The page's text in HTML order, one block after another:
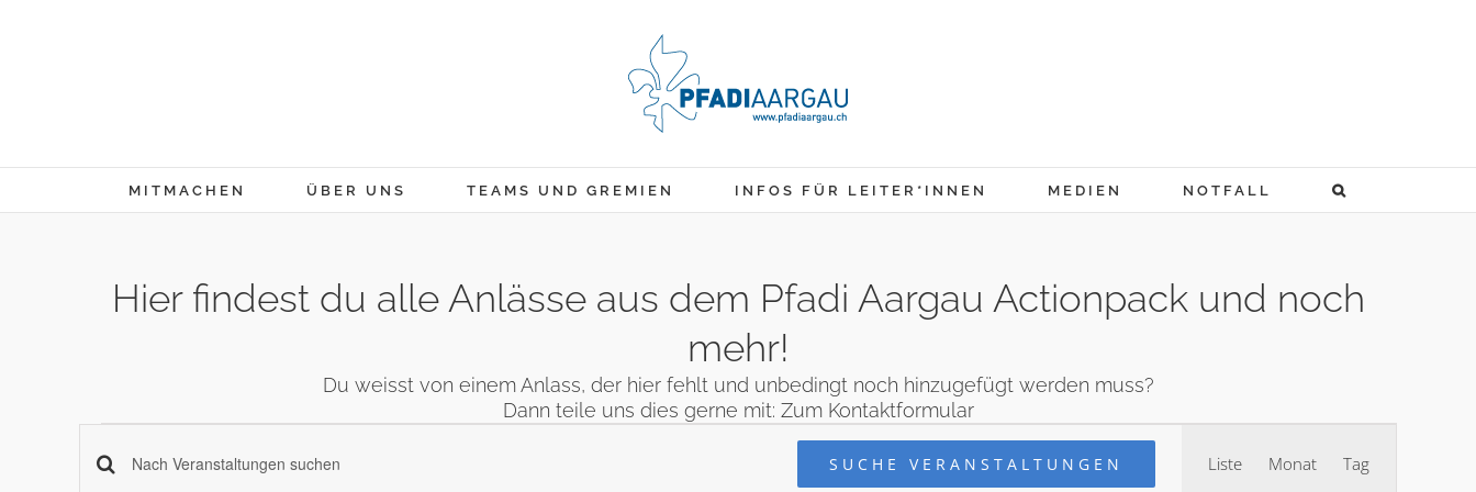
MITMACHEN ÜBER UNS TEAMS UND GREMIEN INFOS FÜR LEITER*INNEN MEDIEN NOTFALL
Hier findest du alle Anlässe aus dem Pfadi Aargau Actionpack und noch
mehr!
Du weisst von einem Anlass, der hier fehlt und unbedingt noch hinzugefügt werden muss?
Dann teile uns dies gerne mit: Zum Kontaktformular
Schlüsselwort
SUCHE VERANSTALTUNGEN Liste Monat Tag